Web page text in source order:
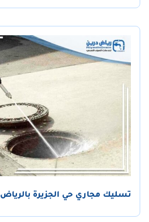
تسليك مجاري حي الجزيرة بالرياض